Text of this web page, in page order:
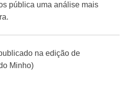
pública uma análise mais
na edição de
Minho)